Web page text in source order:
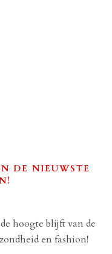
DE NIEUWSTE
hoogte blijft van de
en fashion!